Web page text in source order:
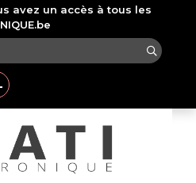
avez un accès à tous les